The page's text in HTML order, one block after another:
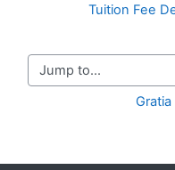
Tuition Fee
Jump to...